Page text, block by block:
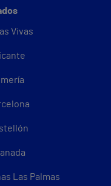
Vivas
Las Palmas